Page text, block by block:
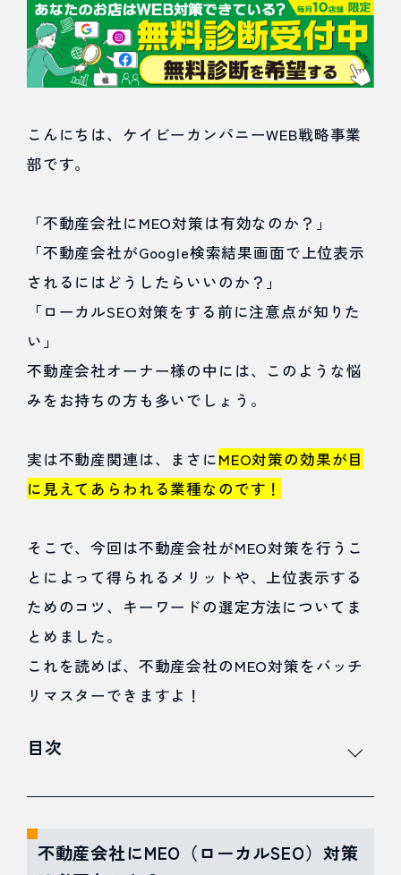
Webマーケティング
業務効率
その他
KB Web戦略事業部
こんにちは、ケイビーカンパニーWEB戦略事業
部です。
「不動産会社にMEO対策は有効なのか？」
「不動産会社がGoogle検索結果画面で上位表示
されるにはどうしたらいいのか？」
「ローカルSEO対策をする前に注意点が知りた
い」
不動産会社オーナー様の中には、このような悩
みをお持ちの方も多いでしょう。
実は不動産関連は、まさにMEO対策の効果が目
に見えてあらわれる業種なのです！
そこで、今回は不動産会社がMEO対策を行うこ
とによって得られるメリットや、上位表示する
ためのコツ、キーワードの選定方法についてま
とめました。
これを読めば、不動産会社のMEO対策をバッチ
リマスターできますよ！
目次
1
不動産会
不動産会社にMEO（ローカルSEO）対策